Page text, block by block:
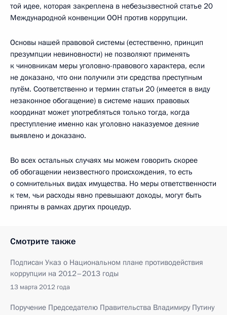
той идее, которая закреплена в небезызвестной статье 20
Международной конвенции ООН против коррупции.
Основы нашей правовой системы (естественно, принцип
презумпции невиновности) не позволяют применять
к чиновникам меры уголовно-правового характера, если
не доказано, что они получили эти средства преступным
путём. Соответственно и термин статьи 20 (имеется в виду
незаконное обогащение) в системе наших правовых
координат может употребляться только тогда, когда
преступление именно как уголовно наказуемое деяние
выявлено и доказано.
Во всех остальных случаях мы можем говорить скорее
об обогащении неизвестного происхождения, то есть
о сомнительных видах имущества. Но меры ответственности
к тем, чьи расходы явно превышают доходы, могут быть
приняты в рамках других процедур.
Смотрите также
Подписан Указ о Национальном плане противодействия
коррупции на 2012–2013 годы
13 марта 2012 года
Поручение Председателю Правительства Владимиру Путину